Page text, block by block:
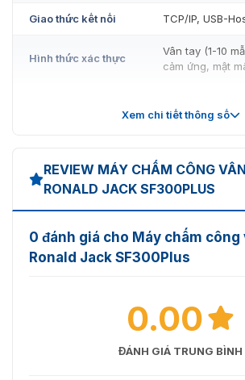
Giao thức kết nối TCP/IP, USB-
Hình thức xác thực
Vân tay (1-10
cảm ứng, mật
Điều kiện hoạt động
Nhiệt độ: 0°C -
20% - 80%
Xem chi tiết thông số
REVIEW MÁY CHẤM CÔNG
RONALD JACK SF300PLUS
0 đánh giá cho Máy chấm công
Ronald Jack SF300Plus
0.00
ĐÁNH GIÁ TRUNG BÌNH